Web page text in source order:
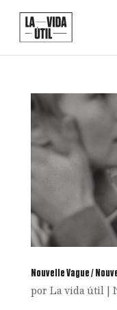
Nouvelle Vague /
por La vida útil|